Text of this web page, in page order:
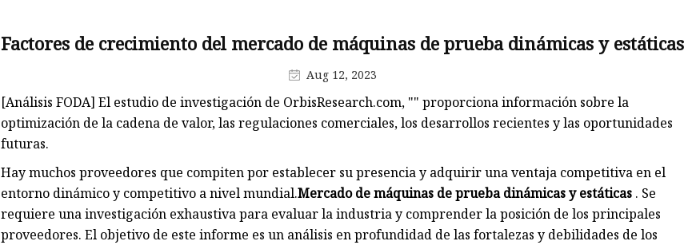
Máquina de libros para niños
Máquina troqueladora de libros
Factores de crecimiento del mercado de máquinas de prueba dinámicas y estáticas
Aug 12, 2023
[Análisis FODA] El estudio de investigación de OrbisResearch.com, "" proporciona información sobre la
optimización de la cadena de valor, las regulaciones comerciales, los desarrollos recientes y las oportunidades
futuras.
Hay muchos proveedores que compiten por establecer su presencia y adquirir una ventaja competitiva en el
entorno dinámico y competitivo a nivel mundial.Mercado de máquinas de prueba dinámicas y estáticas . Se
requiere una investigación exhaustiva para evaluar la industria y comprender la posición de los principales
proveedores. El objetivo de este informe es un análisis en profundidad de las fortalezas y debilidades de los